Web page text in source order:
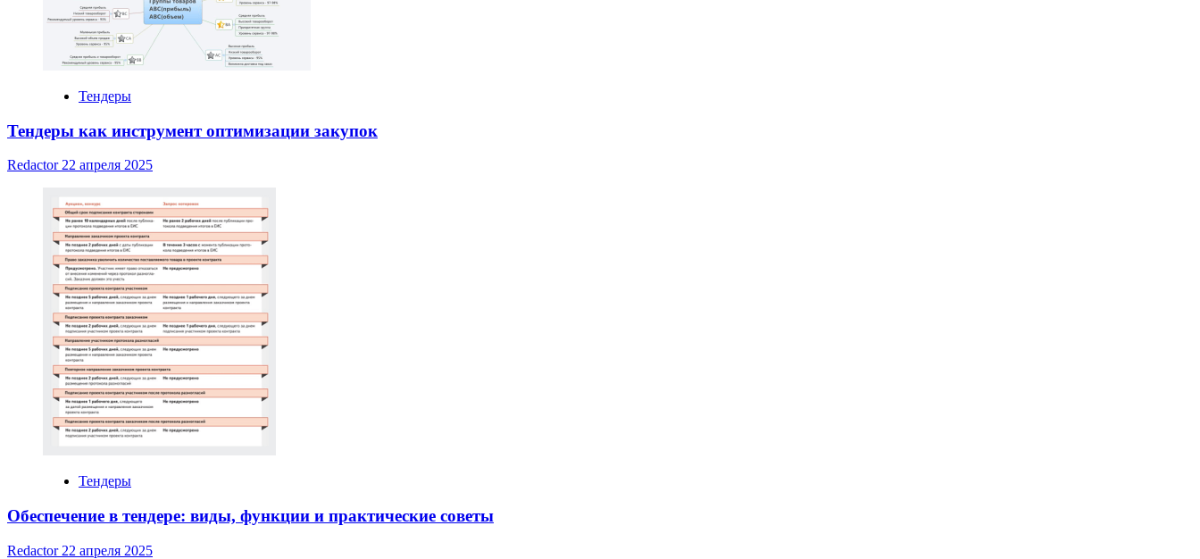
Тендеры
Тендеры как инструмент оптимизации закупок
Redactor22 апреля 2025
Тендеры
Обеспечение в тендере: виды, функции и практические советы
Redactor 22 апреля 2025